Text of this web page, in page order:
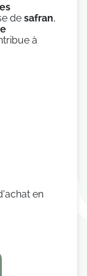
de safran,
à
en